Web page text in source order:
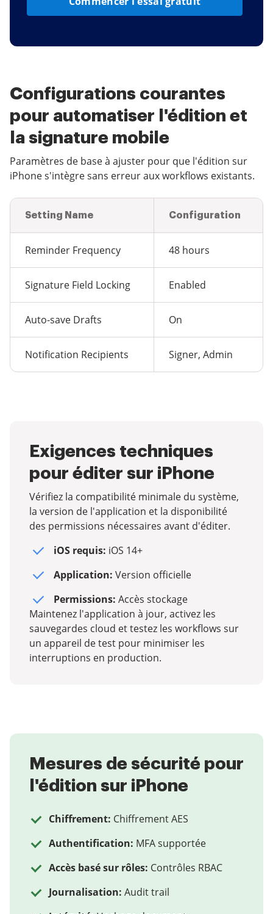
Configurations courantes
pour automatiser l'édition et
la signature mobile
Paramètres de base à ajuster pour que l'édition sur
iPhone s'intègre sans erreur aux workflows existants.
Setting Name Configuration
Reminder Frequency 48 hours
Signature Field Locking Enabled
Auto-save Drafts On
Notification Recipients Signer, Admin
Exigences techniques
pour éditer sur iPhone
Vérifiez la compatibilité minimale du système,
la version de l'application et la disponibilité
des permissions nécessaires avant d'éditer.
iOS requis: iOS 14+
Application: Version officielle
Permissions: Accès stockage
Maintenez l'application à jour, activez les
sauvegardes cloud et testez les workflows sur
un appareil de test pour minimiser les
interruptions en production.
Mesures de sécurité pour
l'édition sur iPhone
Chiffrement: Chiffrement AES
Authentification: MFA supportée
Accès basé sur rôles: Contrôles RBAC
Journalisation: Audit trail